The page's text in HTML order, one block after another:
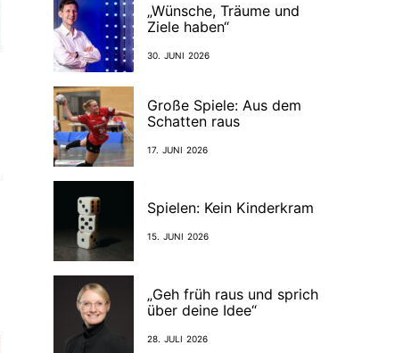
„Wünsche, Träume und
Ziele haben“
30. JUNI 2026
Große Spiele: Aus dem
Schatten raus
17. JUNI 2026
Spielen: Kein Kinderkram
15. JUNI 2026
„Geh früh raus und sprich
über deine Idee“
28. JULI 2026